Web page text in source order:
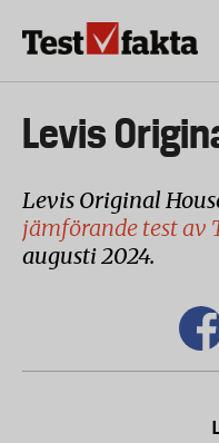
Huvudmeny
ny
Levis
Levis Original
jämförande test av
augusti 2024.